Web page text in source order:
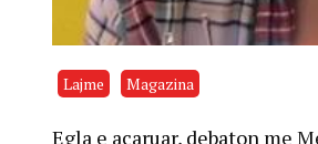
Lajme Magazina
Egla e acaruar, debaton me